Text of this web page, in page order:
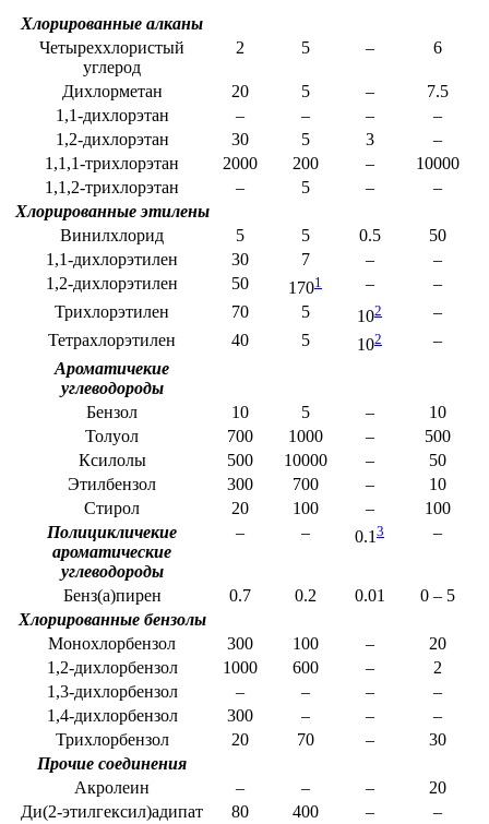
Хлорированные алканы
Четыреххлористый
углерод
2 5 – 6
Дихлорметан 20 5 –
7.5
1,1-дихлорэтан
– – –
–
1,2-дихлорэтан
30 5 3
–
1,1,1-трихлорэтан
2000 200 –
10000
1,1,2-трихлорэтан
– 5 –
–
Хлорированные этилены
Винилхлорид
5 5 0.5
50
1,1-дихлорэтилен
30 7 –
–
1,2-дихлорэтилен
50 1701 –
–
Трихлорэтилен
70 5 102
–
Тетрахлорэтилен
40 5 102
–
Ароматичекие
углеводороды
Бензол
10 5 –
10
Толуол
700 1000 –
500
Ксилолы
500 10000 –
50
Этилбензол
300 700 –
10
Стирол
20 100 –
100
Полицикличекие
ароматические
углеводороды
– – 0.1 3 –
Бенз(a)пирен 0.7 0.2 0.01
0 – 5
Хлорированные бензолы
Монохлорбензол
300 100 –
20
1,2-дихлорбензол
1000 600 –
2
1,3-дихлорбензол
– – –
–
1,4-дихлорбензол
300 – –
–
Трихлорбензол
20 70 –
30
Прочие соединения
Акролеин
– – –
20
Ди(2-этилгексил)адипат
80 400 –
–